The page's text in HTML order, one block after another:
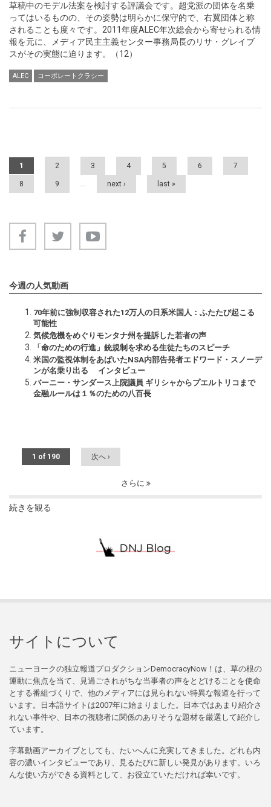
草稿中のモデル法案を検討する評議会です。超党派の団体を名乗
ってはいるものの、その姿勢は明らかに保守的で、右翼団体と称
されることも度々です。2011年度ALEC年次総会から寄せられる情
報を元に、メディア民主主義センター事務局長のリサ・グレイブ
スがその実態に迫ります。（12）
ALEC コーポレートクラシー
Pages
1 2 3 4 5 6 7
8 9 … next › last »
今週の人気動画
70年前に強制収容された12万人の日系米国人：ふたたび起こる
可能性
気候危機をめぐりモンタナ州を提訴した若者の声
「命のための行進」銃規制を求める生徒たちのスピーチ
米国の監視体制をあばいたNSA内部告発者エドワード・スノーデ
ンが名乗り出る インタビュー
バーニー・サンダース上院議員 ギリシャからプエルトリコまで
金融ルールは１％のための八百長
1 of 190 次へ ›
さらに
続きを観る
サイトについて
ニューヨークの独立報道プロダクションDemocracyNow！は、草の根の
運動に焦点を当て、見過ごされがちな当事者の声をとどけることを使命
とする番組づくりで、他のメディアには見られない特異な報道を行って
います。日本語サイトは2007年に始まりました。日本ではあまり紹介さ
れない事件や、日本の視聴者に関係のありそうな題材を厳選して紹介し
ています。
字幕動画アーカイブとしても、たいへんに充実してきました。どれも内
容の濃いインタビューであり、見るたびに新しい発見があります。いろ
んな使い方ができる資料として、お役立ていただければ幸いです。